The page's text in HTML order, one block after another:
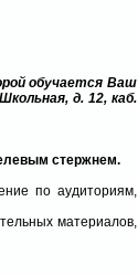
обучается Ваш
д. 12, каб.
стержнем.
по аудиториям,
материалов,